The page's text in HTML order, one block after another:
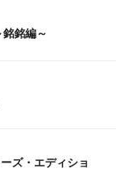
銘編～
ズ・エディショ